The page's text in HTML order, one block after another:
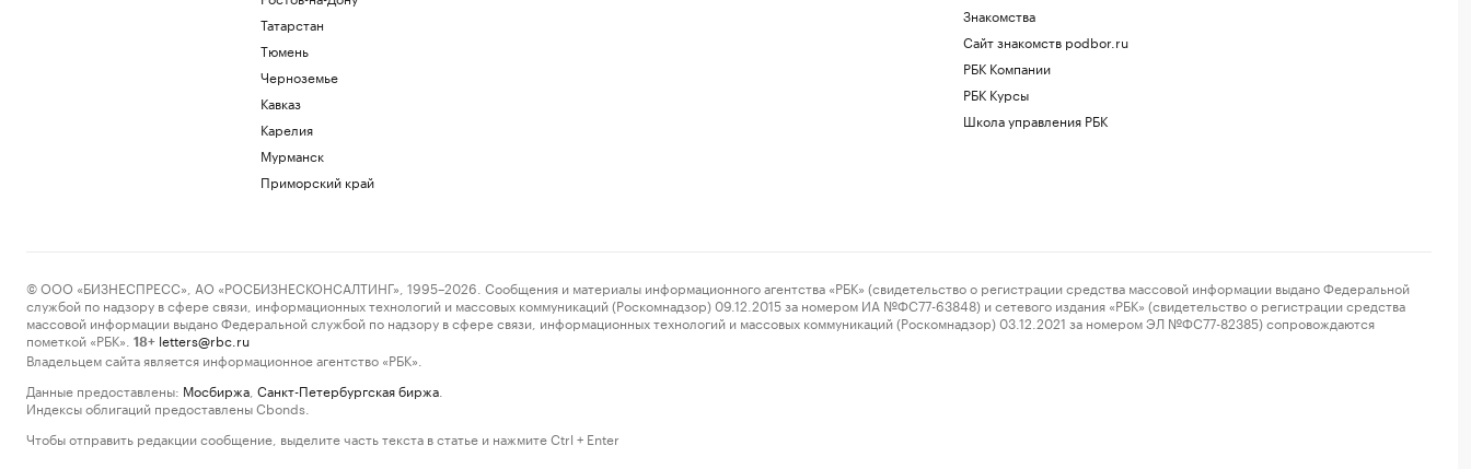
Татарстан
Тюмень
Черноземье
Кавказ
Карелия
Мурманск
Приморский край
Знакомства
Сайт знакомств podbor.ru
РБК Компании
РБК Курсы
Школа управления РБК
© ООО «БИЗНЕСПРЕСС», АО «РОСБИЗНЕСКОНСАЛТИНГ», 1995–2026. Сообщения и материалы информационного агентства «РБК» (свидетельство о регистрации средства массовой информации выдано Федеральной
службой по надзору в сфере связи, информационных технологий и массовых коммуникаций (Роскомнадзор) 09.12.2015 за номером ИА №ФС77-63848) и сетевого издания «РБК» (свидетельство о регистрации средства
массовой информации выдано Федеральной службой по надзору в сфере связи, информационных технологий и массовых коммуникаций (Роскомнадзор) 03.12.2021 за номером ЭЛ №ФС77-82385) сопровождаются
пометкой «РБК».
18+ letters@rbc.ru
Владельцем сайта является информационное агентство «РБК».
Данные предоставлены: Мосбиржа Санкт-Петербургская биржа
Индексы облигаций предоставлены Cbonds.
Чтобы отправить редакции сообщение, выделите часть текста в статье и нажмите Ctrl + Enter